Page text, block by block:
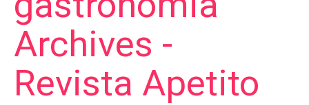
Archives -
Revista Apetito